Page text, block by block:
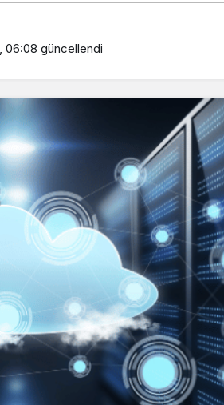
06:08 güncellendi